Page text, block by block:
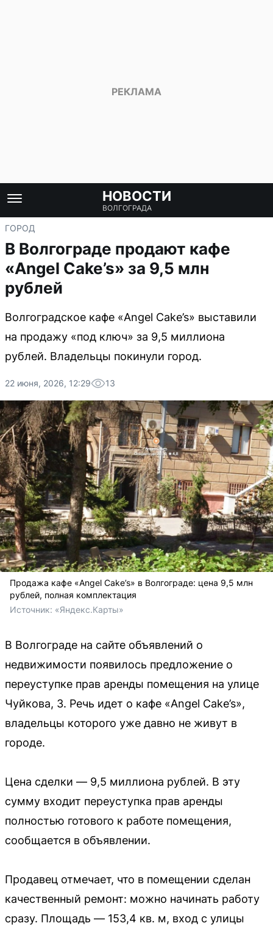
НОВОСТИ
ВОЛГОГРАДА
ГОРОД
В Волгограде продают кафе
«Angel Cake’s» за 9,5 млн
рублей
Волгоградское кафе «Angel Cake’s» выставили
на продажу «под ключ» за 9,5 миллиона
рублей. Владельцы покинули город.
22 июня, 2026, 12:29 13
Продажа кафе «Angel Cake’s» в Волгограде: цена 9,5 млн
рублей, полная комплектация
Источник: «Яндекс.Карты»
В Волгограде на сайте объявлений о
недвижимости появилось предложение о
переуступке прав аренды помещения на улице
Чуйкова, 3. Речь идет о кафе «Angel Cake’s»,
владельцы которого уже давно не живут в
городе.
Цена сделки — 9,5 миллиона рублей. В эту
сумму входит переуступка прав аренды
полностью готового к работе помещения,
сообщается в объявлении.
Продавец отмечает, что в помещении сделан
качественный ремонт: можно начинать работу
сразу. Площадь — 153,4 кв. м, вход с улицы